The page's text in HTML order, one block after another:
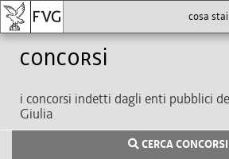
Concorsi
i concorsi indetti dagli enti pubblici
Giulia
CERCA CONCORSI